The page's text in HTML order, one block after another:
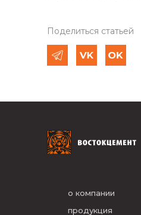
Поделиться статьей
о компании
продукция